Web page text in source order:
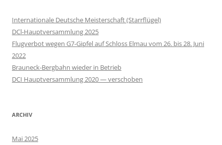
Internationale Deutsche Meisterschaft (Starrflügel)
DCl-Hauptversammlung 2025
Flugverbot wegen G7-Gipfel auf Schloss Elmau vom 26. bis 28. Juni
2022
Brauneck-Bergbahn wieder in Betrieb
DCI Hauptversammlung 2020 — verschoben
ARCHIV
Mai 2025